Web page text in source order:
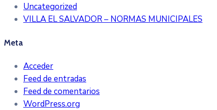
Uncategorized
VILLA EL SALVADOR – NORMAS MUNICIPALES
Meta
Acceder
Feed de entradas
Feed de comentarios
WordPress.org